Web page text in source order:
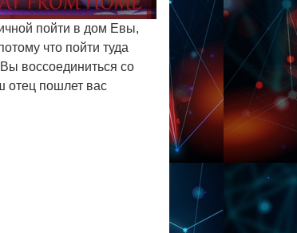
пойти в дом Евы,
что пойти туда
воссоединиться со
отец пошлет вас